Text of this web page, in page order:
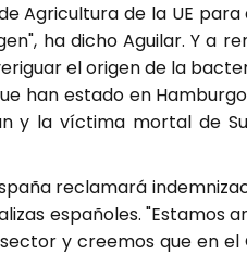
Agricultura de la UE para
ha dicho Aguilar. Y a
el origen de la
han estado en
y la víctima mortal de
reclamará
españoles. "Estamos
y creemos que en el